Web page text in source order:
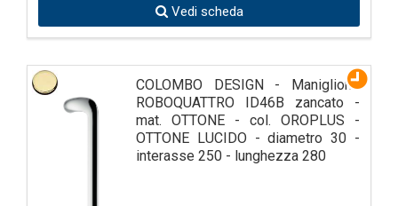
Vedi scheda
COLOMBO DESIGN - Maniglione
ROBOQUATTRO ID46B zancato -
mat. OTTONE - col. OROPLUS -
OTTONE LUCIDO - diametro 30 -
interasse 250 - lunghezza 280